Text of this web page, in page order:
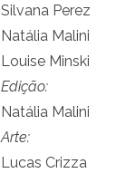
Silvana Perez
Natália Malini
Louise Minski
Edição:
Natália Malini
Arte:
Lucas Crizza